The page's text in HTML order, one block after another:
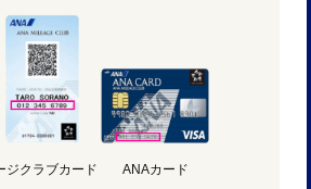
ジクラブカード ANAカード